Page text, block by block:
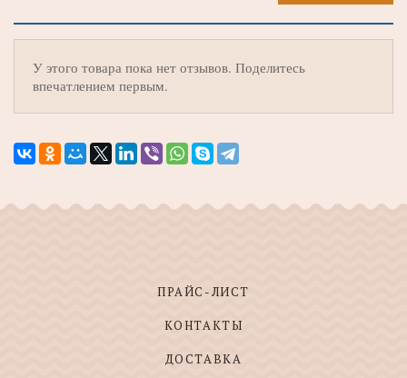
У этого товара пока нет отзывов. Поделитесь
впечатлением первым.
ПРАЙС-ЛИСТ
КОНТАКТЫ
ДОСТАВКА